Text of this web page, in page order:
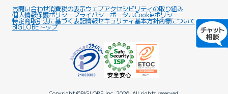
お問い合わせ消費税の表示ウェブアクセシビリティの取り組み
個人情報保護ポリシープライバシーポータルCookieポリシー
特定商取引法に基づく表記情報セキュリティ基本方針商標について
BIGLOBEトップ